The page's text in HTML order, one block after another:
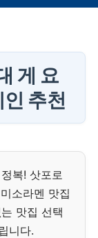
게 요
추천
복! 삿포로
소라멘 맛집
맛집 선택
니다.